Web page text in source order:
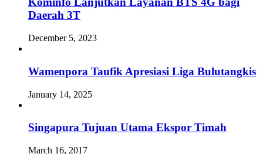
Daerah 3T
December 5, 2023
Wamenpora Taufik Apresiasi Liga Bulutangkis
January 14, 2025
Singapura Tujuan Utama Ekspor Timah
March 16, 2017